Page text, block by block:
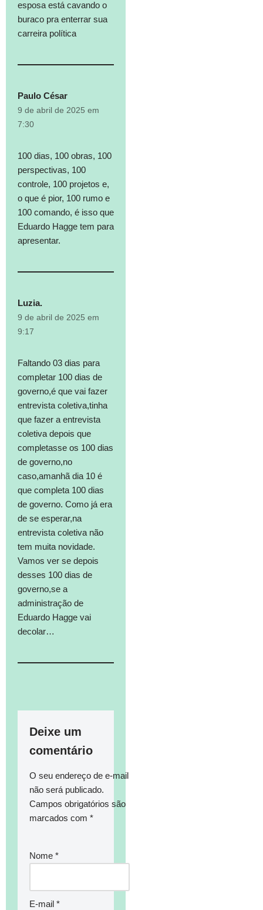
esposa está cavando o
buraco pra enterrar sua
carreira política
Paulo César
9 de abril de 2025 em
7:30
100 dias, 100 obras, 100
perspectivas, 100
controle, 100 projetos e,
o que é pior, 100 rumo e
100 comando, é isso que
Eduardo Hagge tem para
apresentar.
Luzia.
9 de abril de 2025 em
9:17
Faltando 03 dias para
completar 100 dias de
governo,é que vai fazer
entrevista coletiva,tinha
que fazer a entrevista
coletiva depois que
completasse os 100 dias
de governo,no
caso,amanhã dia 10 é
que completa 100 dias
de governo. Como já era
de se esperar,na
entrevista coletiva não
tem muita novidade.
Vamos ver se depois
desses 100 dias de
governo,se a
administração de
Eduardo Hagge vai
decolar…
Deixe um
comentário
O seu endereço de e-mail
não será publicado.
Campos obrigatórios são
marcados com *
Nome *
E-mail *